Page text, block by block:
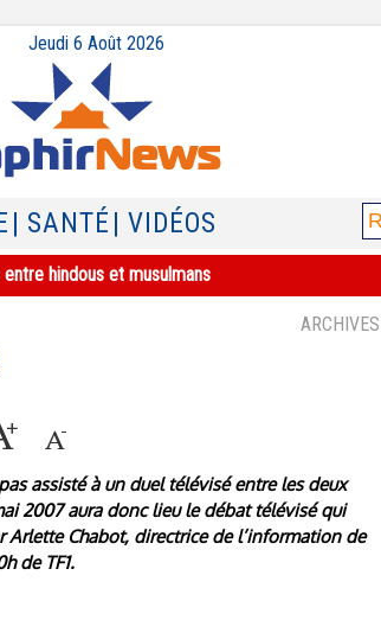
Jeudi 6 Août 2026
| SANTÉ | VIDÉOS
hindous et musulmans
ARCHIVES
assisté à un duel télévisé entre les deux
2007 aura donc lieu le débat télévisé qui
Arlette Chabot, directrice de l’information de
de TF1.